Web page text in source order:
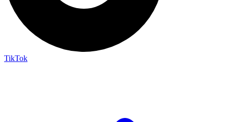
TikTok